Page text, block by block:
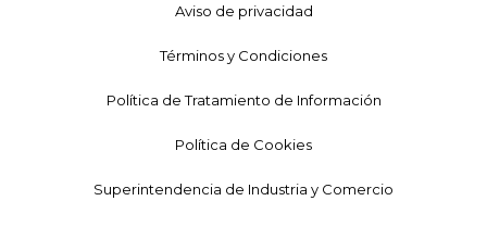
Aviso de privacidad
Términos y Condiciones
Política de Tratamiento de Información
Política de Cookies
Superintendencia de Industria y Comercio